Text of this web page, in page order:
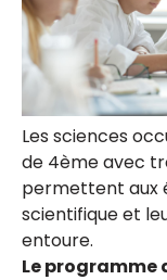
Les sciences
de 4ème avec
permettent aux
scientifique et
entoure.
Le programme